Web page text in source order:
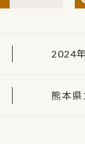
2024
熊本県